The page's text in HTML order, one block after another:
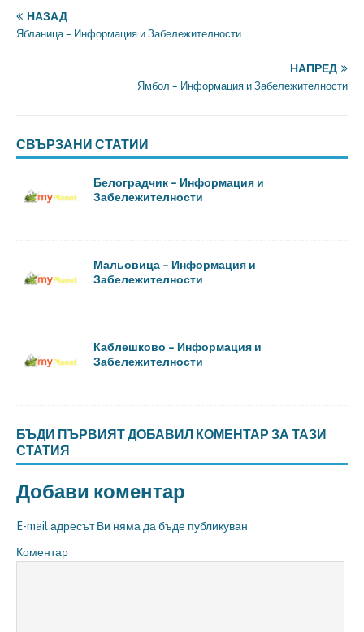
НАЗАД
Ябланица – Информация и Забележителности
НАПРЕД
Ямбол – Информация и Забележителности
СВЪРЗАНИ СТАТИИ
Белоградчик – Информация и
Забележителности
Мальовица – Информация и
Забележителности
Каблешково – Информация и
Забележителности
БЪДИ ПЪРВИЯТ ДОБАВИЛ КОМЕНТАР ЗА ТАЗИ
СТАТИЯ
Добави коментар
E-mail адресът Ви няма да бъде публикуван
Коментар